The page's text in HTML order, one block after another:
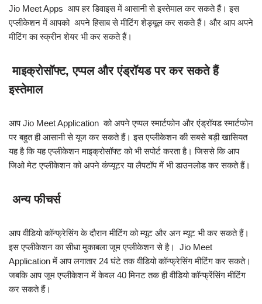
Jio Meet Apps आप हर डिवाइस में आसानी से इस्तेमाल कर सकते हैं। इस
एप्लीकेशन में आपको अपने हिसाब से मीटिंग शेड्यूल कर सकते हैं। और आप अपने
मीटिंग का स्क्रीन शेयर भी कर सकते हैं।
माइक्रोसॉफ्ट, एप्पल और एंड्रॉयड पर कर सकते हैं
इस्तेमाल
आप Jio Meet Application को अपने एप्पल स्मार्टफोन और एंड्रॉयड स्मार्टफोन
पर बहुत ही आसानी से यूज कर सकते हैं। इस एप्लीकेशन की सबसे बड़ी खासियत
यह है कि यह एप्लीकेशन माइक्रोसॉफ्ट को भी सपोर्ट करता है। जिससे कि आप
जिओ मेट एप्लीकेशन को अपने कंप्यूटर या लैपटॉप में भी डाउनलोड कर सकते हैं।
अन्य फीचर्स
आप वीडियो कॉन्फ्रेसिंग के दौरान मीटिंग को म्यूट और अन म्यूट भी कर सकते हैं।
इस एप्लीकेशन का सीधा मुकाबला जूम एप्लीकेशन से है। Jio Meet
Application में आप लगातार 24 घंटे तक वीडियो कॉन्फ्रेसिंग मीटिंग कर सकते।
जबकि आप जूम एप्लीकेशन में केवल 40 मिनट तक ही वीडियो कॉन्फ्रेंसिंग मीटिंग
कर सकते हैं।